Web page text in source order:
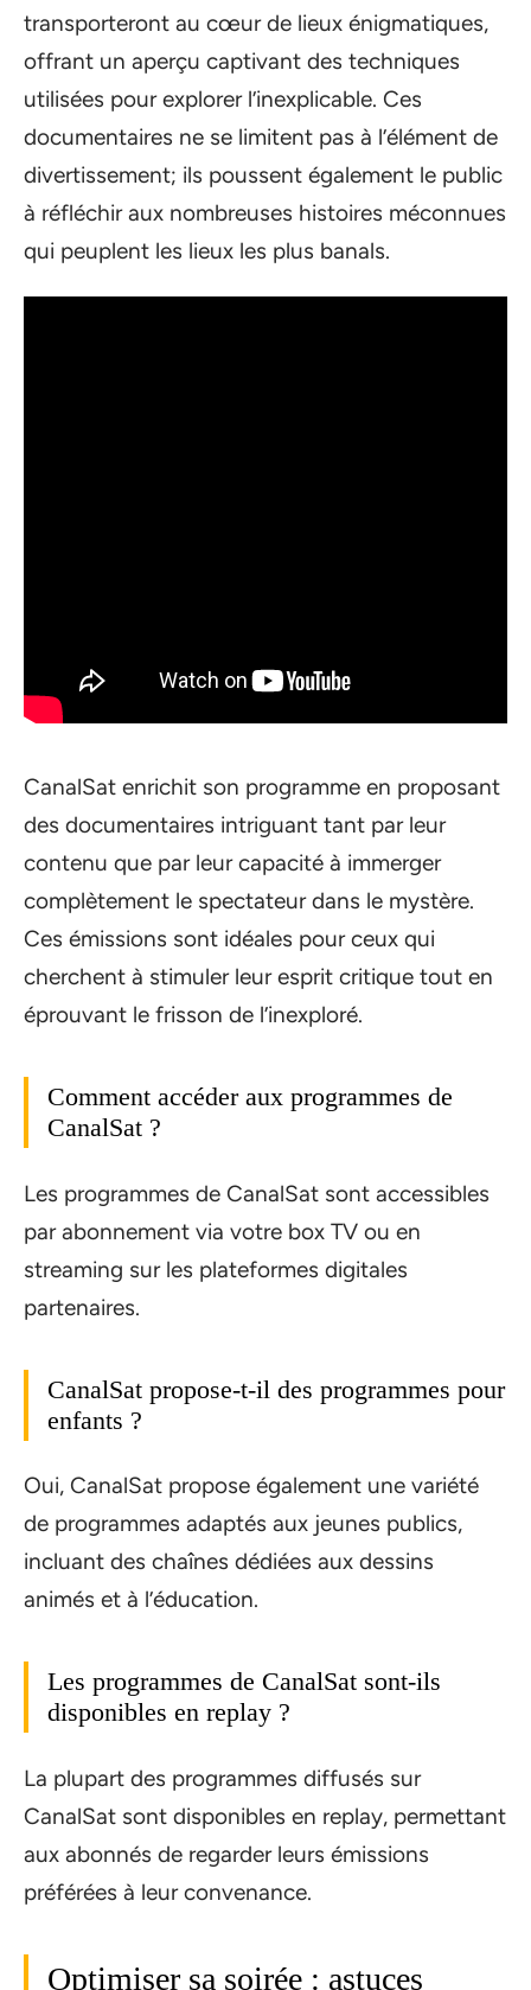
transporteront au cœur de lieux énigmatiques,
offrant un aperçu captivant des techniques
utilisées pour explorer l’inexplicable. Ces
documentaires ne se limitent pas à l’élément de
divertissement; ils poussent également le public
à réfléchir aux nombreuses histoires méconnues
qui peuplent les lieux les plus banals.
CanalSat enrichit son programme en proposant
des documentaires intriguant tant par leur
contenu que par leur capacité à immerger
complètement le spectateur dans le mystère.
Ces émissions sont idéales pour ceux qui
cherchent à stimuler leur esprit critique tout en
éprouvant le frisson de l’inexploré.
Comment accéder aux programmes de
CanalSat ?
Les programmes de CanalSat sont accessibles
par abonnement via votre box TV ou en
streaming sur les plateformes digitales
partenaires.
CanalSat propose-t-il des programmes pour
enfants ?
Oui, CanalSat propose également une variété
de programmes adaptés aux jeunes publics,
incluant des chaînes dédiées aux dessins
animés et à l’éducation.
Les programmes de CanalSat sont-ils
disponibles en replay ?
La plupart des programmes diffusés sur
CanalSat sont disponibles en replay, permettant
aux abonnés de regarder leurs émissions
préférées à leur convenance.
Optimiser sa soirée : astuces